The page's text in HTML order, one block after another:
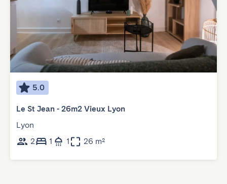
5.0
Le St Jean - 26m2 Vieux Lyon
Lyon
2
1 1 26 m²